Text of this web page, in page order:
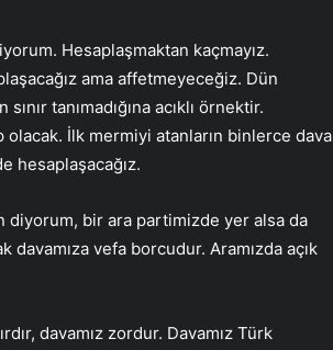
Hesaplaşmaktan kaçmayız.
ama affetmeyeceğiz. Dün
tanımadığına acıklı örnektir.
İlk mermiyi atanların binlerce dava
hesaplaşacağız.
bir ara partimizde yer alsa da
vefa borcudur. Aramızda açık
davamız zordur. Davamız Türk